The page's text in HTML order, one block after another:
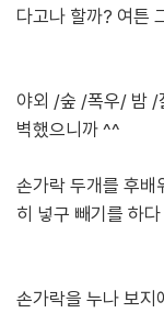
다고나 할까? 여튼
야외 /숲 /폭우/ 밤 /
벽했으니까 ^^
손가락 두개를 후배
히 넣구 빼기를 하
손가락을 누나 보지